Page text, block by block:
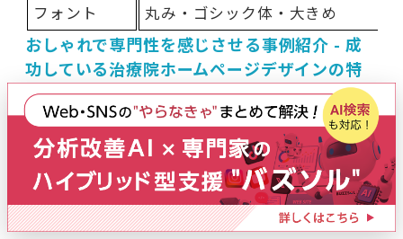
フォント
丸み・ゴシック体・大きめ
おしゃれで専門性を感じさせる事例紹介 - 成
功している治療院ホームページデザインの特
徴
実際に集客に成功している治療院ホームページには
共通点があります。トップページで院の特徴や理念
を明確に伝えること、症状別の情報や施術内容が整
理されていること、予約や問い合わせへの導線がス